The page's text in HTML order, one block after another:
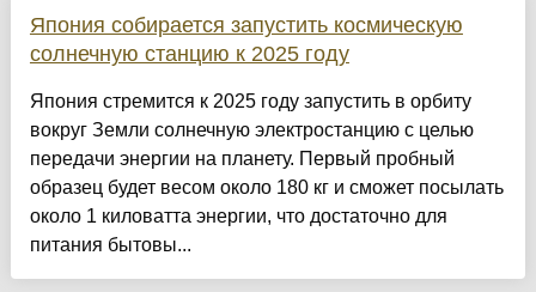
Япония собирается запустить космическую
солнечную станцию к 2025 году
Япония стремится к 2025 году запустить в орбиту
вокруг Земли солнечную электростанцию с целью
передачи энергии на планету. Первый пробный
образец будет весом около 180 кг и сможет посылать
около 1 киловатта энергии, что достаточно для
питания бытовы...